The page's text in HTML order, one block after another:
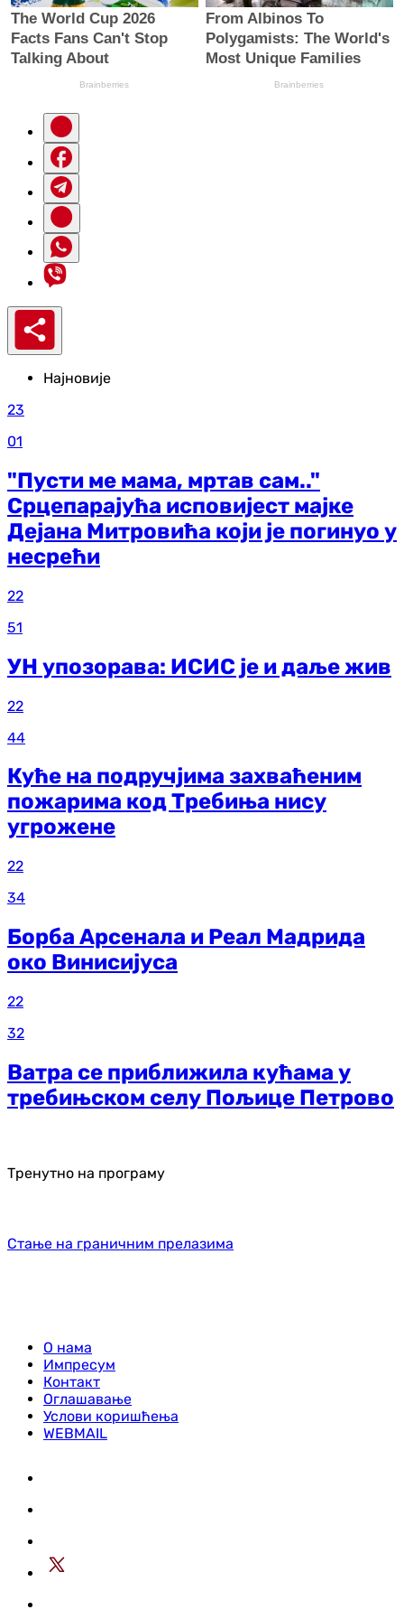
Најновије
23
01
"Пусти ме мама, мртав сам.."
Срцепарајућа исповијест мајке
Дејана Митровића који је погинуо у
несрећи
22
51
УН упозорава: ИСИС је и даље жив
22
44
Куће на подручјима захваћеним
пожарима код Требиња нису
угрожене
22
34
Борба Арсенала и Реал Мадрида
око Винисијуса
22
32
Ватра се приближила кућама у
требињском селу Пољице Петрово
Тренутно на програму
Стање на граничним прелазима
О нама
Импресум
Контакт
Оглашавање
Услови коришћења
WEBMAIL